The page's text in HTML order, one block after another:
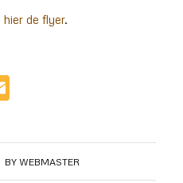
de flyer.
Email
BY WEBMASTER